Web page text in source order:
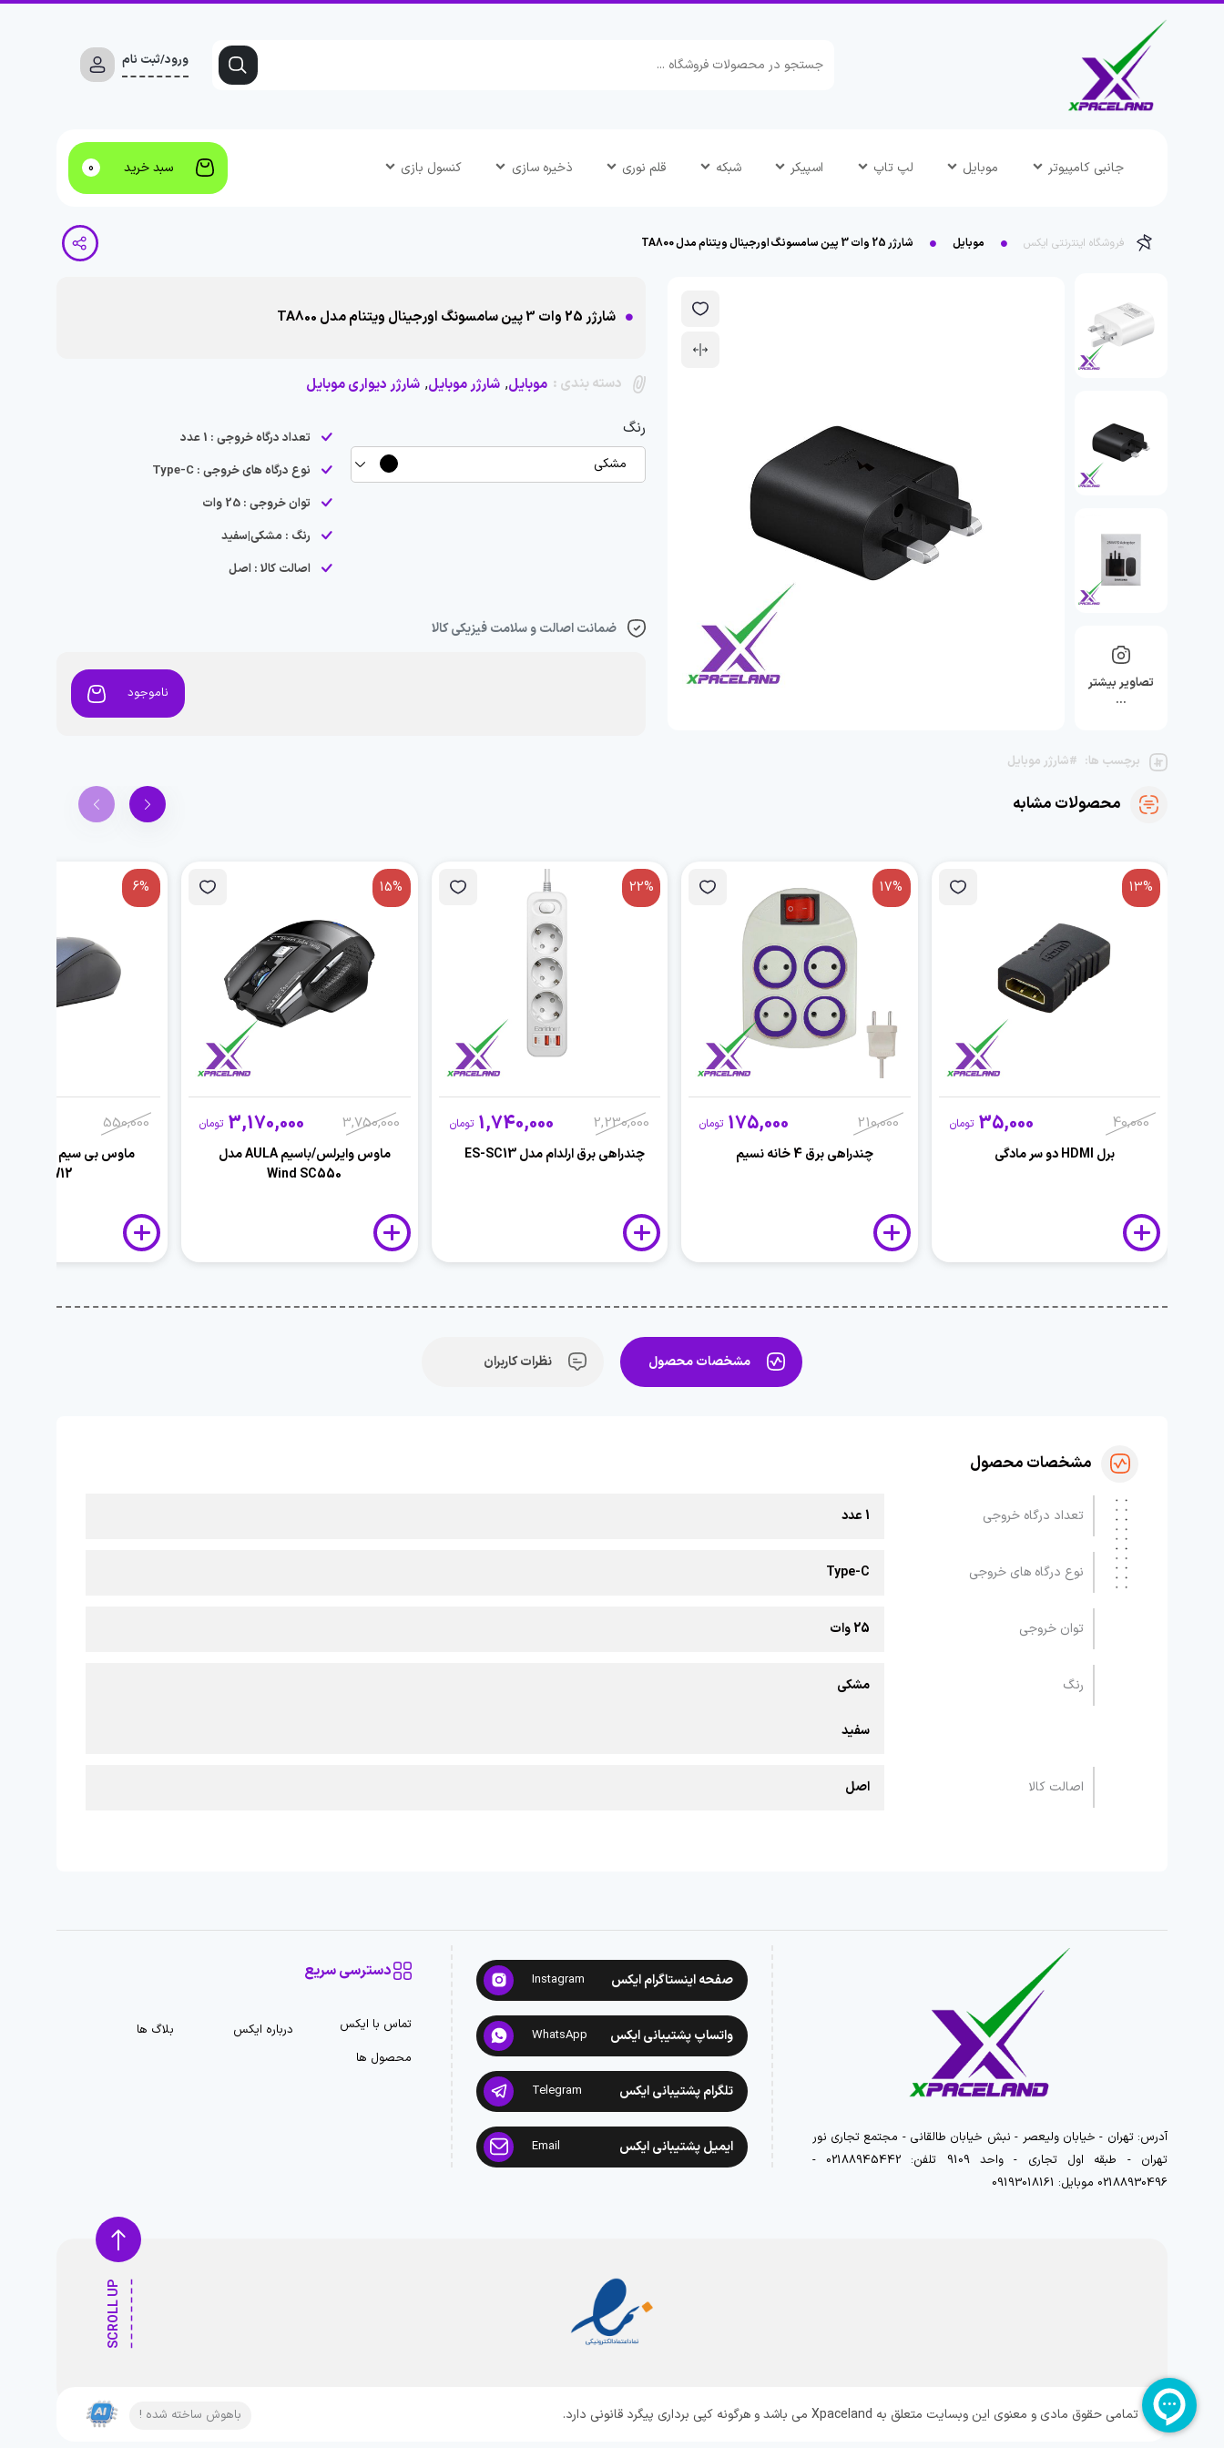
ورود/ثبت نام
جانبی کامپیوتر موبایل لپ تاپ اسپیکر شبکه قلم نوری ذخیره سازی کنسول بازی سبد خرید 0
فروشگاه اینترنتی ایکس موبایل شارژر 25 وات 3 پین سامسونگ اورجینال ویتنام مدل TA800
تصاویر بیشتر
…
شارژر 25 وات 3 پین سامسونگ اورجینال ویتنام مدل TA800
دسته بندی : موبایل, شارژر موبایل, شارژر دیواری موبایل
رنگ
مشکی
تعداد درگاه خروجی : 1 عدد
نوع درگاه های خروجی : Type-C
توان خروجی : 25 وات
رنگ : مشکی|سفید
اصالت کالا : اصل
ضمانت اصالت و سلامت فیزیکی کالا
ناموجود
برچسب ها: #شارژر موبایل
محصولات مشابه
13%
40,000
35,000 تومان
برل HDMI دو سر مادگی
17%
210,000
175,000 تومان
چندراهی برق 4 خانه نسیم
22%
2,230,000
1,740,000 تومان
چندراهی برق ارلدام مدل ES-SC13
15%
3,750,000
3,170,000 تومان
ماوس وایرلس/باسیم AULA مدل
Wind SC550
6%
550,000
MW12
مشخصات محصول نظرات کاربران
مشخصات محصول
تعداد درگاه خروجی 1 عدد
نوع درگاه های خروجی Type-C
توان خروجی 25 وات
رنگ مشکی
سفید
اصالت کالا اصل
آدرس: تهران - خیابان ولیعصر - نبش خیابان طالقانی - مجتمع تجاری نور
تهران - طبقه اول تجاری - واحد 9109 تلفن: 02188945442 -
02188930496 موبایل: 09193018161
صفحه اینستاگرام ایکس Instagram
واتساپ پشتیبانی ایکس WhatsApp
تلگرام پشتیبانی ایکس Telegram
ایمیل پشتیبانی ایکس Email
دسترسی سریع
تماس با ایکس درباره ایکس
بلاگ ها
محصول ها
SCROLL UP
تمامی حقوق مادی و معنوی این وبسایت متعلق به Xpaceland می باشد و هرگونه کپی برداری پیگرد قانونی دارد. باهوش ساخته شده !